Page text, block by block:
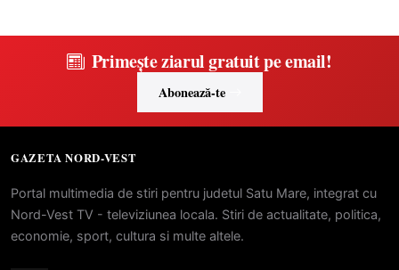
Primește ziarul gratuit pe email!
Abonează-te
GAZETA NORD-VEST
Portal multimedia de stiri pentru judetul Satu Mare, integrat cu
Nord-Vest TV - televiziunea locala. Stiri de actualitate, politica,
economie, sport, cultura si multe altele.